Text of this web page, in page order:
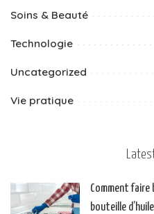
Soins & Beauté
Technologie
Uncategorized
Vie pratique
Comment faire
bouteille d’huile